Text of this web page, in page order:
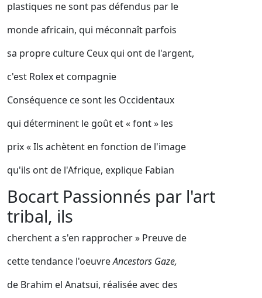
plastiques ne sont pas défendus par le
monde africain, qui méconnaît parfois
sa propre culture Ceux qui ont de l'argent,
c'est Rolex et compagnie
Conséquence ce sont les Occidentaux
qui déterminent le goût et « font » les
prix « Ils achètent en fonction de l'image
qu'ils ont de l'Afrique, explique Fabian
Bocart Passionnés par l'art
tribal, ils
cherchent a s'en rapprocher » Preuve de
cette tendance l'oeuvreAncestors Gaze,
de Brahim el Anatsui, réalisée avec des